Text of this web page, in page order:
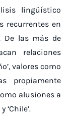
lingüístico
recurrentes en
De las más de
relaciones
valores como
propiamente
alusiones a
‘Chile’.